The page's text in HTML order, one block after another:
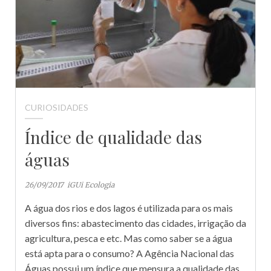
CURIOSIDADES
Índice de qualidade das
águas
26/09/2017 iGUi Ecologia
A água dos rios e dos lagos é utilizada para os mais
diversos fins: abastecimento das cidades, irrigação da
agricultura, pesca e etc. Mas como saber se a água
está apta para o consumo? A Agência Nacional das
Águas possui um índice que mensura a qualidade das